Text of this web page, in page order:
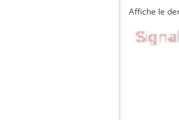
Affiche le